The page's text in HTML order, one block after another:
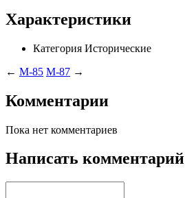
Характеристики
Категория Исторические
← M-85 M-87 →
Комментарии
Пока нет комментариев
Написать комментарий